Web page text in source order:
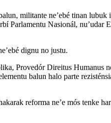
militante ne’ebé tinan lubuk
Parlamentu Nasionál,
dignu no justu.
Provedór Direitus Humanus
balun halo parte
reforma ne’e mós tenke